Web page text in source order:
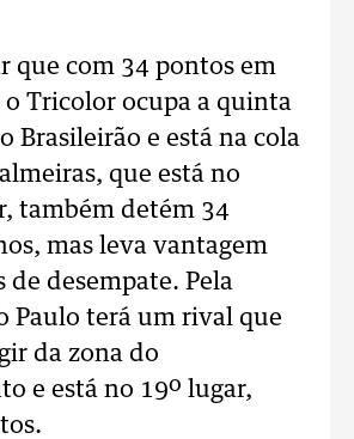
que com 34 pontos em
o Tricolor ocupa a quinta
Brasileirão e está na cola
que está no
também detém 34
mas leva vantagem
de desempate. Pela
Paulo terá um rival que
da zona do
e está no 19º lugar,